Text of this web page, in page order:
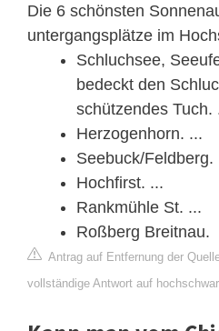
Die 6 schönsten
untergangsplätze im
Schluchsee,
bedeckt den
schützendes Tuch.
Herzogenhorn. ...
Seebuck/Feldberg.
Hochfirst. ...
Rankmühle St. ...
Roßberg Breitnau.
Antrag auf Entfernung der
vollständige Antwort auf